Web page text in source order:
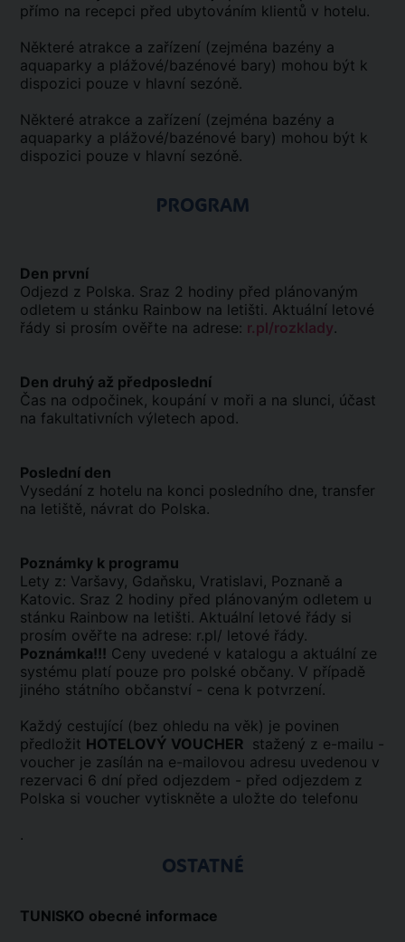
přímo na recepci před ubytováním klientů v hotelu.
Některé atrakce a zařízení (zejména bazény a
aquaparky a plážové/bazénové bary) mohou být k
dispozici pouze v hlavní sezóně.
Některé atrakce a zařízení (zejména bazény a
aquaparky a plážové/bazénové bary) mohou být k
dispozici pouze v hlavní sezóně.
PROGRAM
Den první
Odjezd z Polska. Sraz 2 hodiny před plánovaným
odletem u stánku Rainbow na letišti. Aktuální letové
řády si prosím ověřte na adrese: r.pl/rozklady.
Den druhý až předposlední
Čas na odpočinek, koupání v moři a na slunci, účast
na fakultativních výletech apod.
Poslední den
Vysedání z hotelu na konci posledního dne, transfer
na letiště, návrat do Polska.
Poznámky k programu
Lety z: Varšavy, Gdaňsku, Vratislavi, Poznaně a
Katovic. Sraz 2 hodiny před plánovaným odletem u
stánku Rainbow na letišti. Aktuální letové řády si
prosím ověřte na adrese: r.pl/ letové řády.
Poznámka!!! Ceny uvedené v katalogu a aktuální ze
systému platí pouze pro polské občany. V případě
jiného státního občanství - cena k potvrzení.
Každý cestující (bez ohledu na věk) je povinen
předložit HOTELOVÝ VOUCHER stažený z e-mailu -
voucher je zasílán na e-mailovou adresu uvedenou v
rezervaci 6 dní před odjezdem - před odjezdem z
Polska si voucher vytiskněte a uložte do telefonu
.
OSTATNÉ
TUNISKO obecné informace